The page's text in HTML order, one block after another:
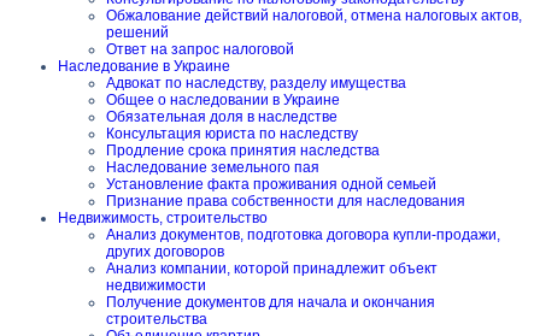
Обжалование действий налоговой, отмена налоговых актов,
решений
Ответ на запрос налоговой
Наследование в Украине
Адвокат по наследству, разделу имущества
Общее о наследовании в Украине
Обязательная доля в наследстве
Консультация юриста по наследству
Продление срока принятия наследства
Наследование земельного пая
Установление факта проживания одной семьей
Признание права собственности для наследования
Недвижимость, строительство
Анализ документов, подготовка договора купли-продажи,
других договоров
Анализ компании, которой принадлежит объект
недвижимости
Получение документов для начала и окончания
строительства